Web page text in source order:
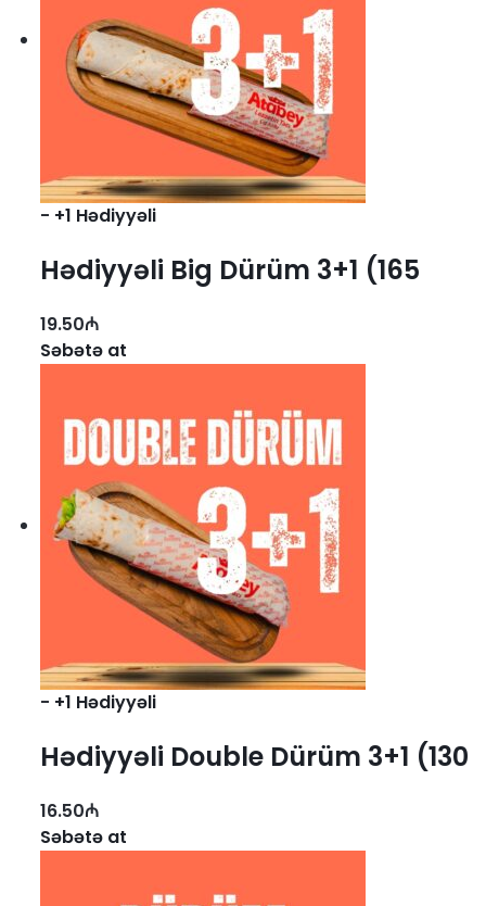
- +1 Hədiyyəli
Hədiyyəli Big Dürüm 3+1 (165
qr.)
19.50₼
Səbətə at
- +1 Hədiyyəli
Hədiyyəli Double Dürüm 3+1 (130
qr.)
16.50₼
Səbətə at